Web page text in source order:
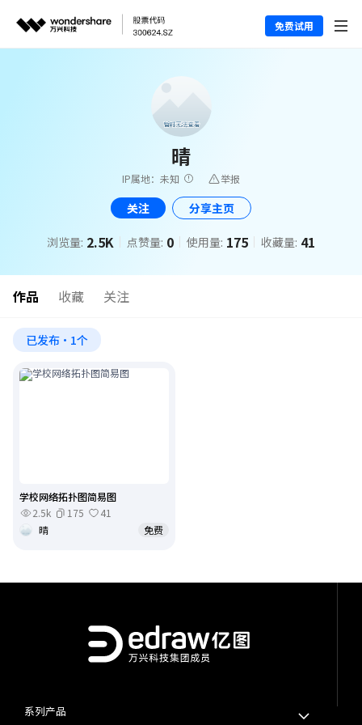
免费试用
晴
IP属地：未知 举报
关注 分享主页
浏览量: 2.5K 点赞量: 0 使用量: 175 收藏量: 41
作品 收藏 关注
已发布·1个
学校网络拓扑图简易图
2.5k
175
41
晴
免费
系列产品